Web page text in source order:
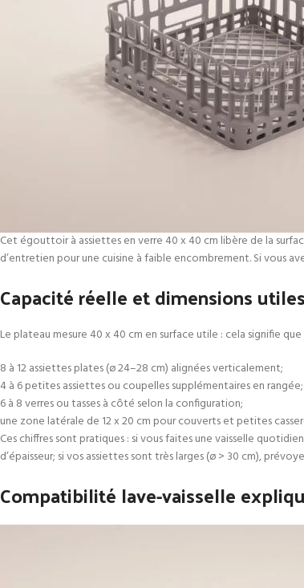
Cet égouttoir à assiettes en verre 40 x 40 cm libère de la
d’entretien pour une cuisine à faible encombrement. Si vous
Capacité réelle et dimensions utiles
Le plateau mesure 40 x 40 cm en surface utile : cela signifie
8 à 12 assiettes plates (ø 24–28 cm) alignées verticalement;
4 à 6 petites assiettes ou coupelles supplémentaires en rangée;
6 à 8 verres ou tasses à côté selon la configuration;
une zone latérale de 12 x 20 cm pour couverts et petites
Ces chiffres sont pratiques : si vous faites une vaisselle
d’épaisseur; si vos assiettes sont très larges (ø > 30 cm),
Compatibilité lave-vaisselle